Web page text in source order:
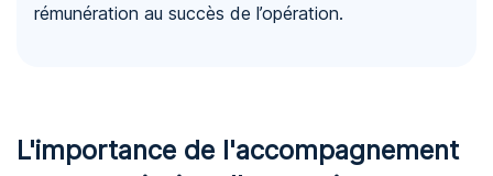
rémunération au succès de l’opération.
L'importance de l'accompagnement